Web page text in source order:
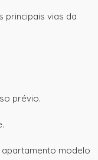
principais vias da
prévio.
modelo